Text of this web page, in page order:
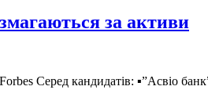
за активи
Серед кандидатів: ▪️”Асвіо